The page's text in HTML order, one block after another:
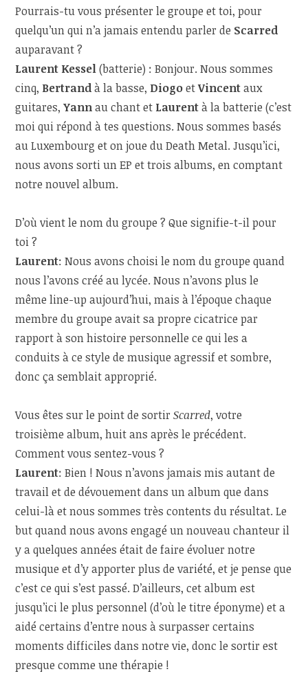
Pourrais-tu vous présenter le groupe et toi, pour
quelqu’un qui n’a jamais entendu parler de Scarred
auparavant ?
Laurent Kessel(batterie) : Bonjour. Nous sommes
cinq, Bertrandà la basse, DiogoetVincentaux
guitares,Yannau chant et Laurentà la batterie (c’est
moi qui répond à tes questions. Nous sommes basés
au Luxembourg et on joue du Death Metal. Jusqu’ici,
nous avons sorti un EP et trois albums, en comptant
notre nouvel album.
D’où vient le nom du groupe ? Que signifie-t-il pour
toi ?
Laurent: Nous avons choisi le nom du groupe quand
nous l’avons créé au lycée. Nous n’avons plus le
même line-up aujourd’hui, mais à l’époque chaque
membre du groupe avait sa propre cicatrice par
rapport à son histoire personnelle ce qui les a
conduits à ce style de musique agressif et sombre,
donc ça semblait approprié.
Vous êtes sur le point de sortirScarred, votre
troisième album, huit ans après le précédent.
Comment vous sentez-vous ?
Laurent: Bien ! Nous n’avons jamais mis autant de
travail et de dévouement dans un album que dans
celui-là et nous sommes très contents du résultat. Le
but quand nous avons engagé un nouveau chanteur il
y a quelques années était de faire évoluer notre
musique et d’y apporter plus de variété, et je pense que
c’est ce qui s’est passé. D’ailleurs, cet album est
jusqu’ici le plus personnel (d’où le titre éponyme) et a
aidé certains d’entre nous à surpasser certains
moments difficiles dans notre vie, donc le sortir est
presque comme une thérapie !